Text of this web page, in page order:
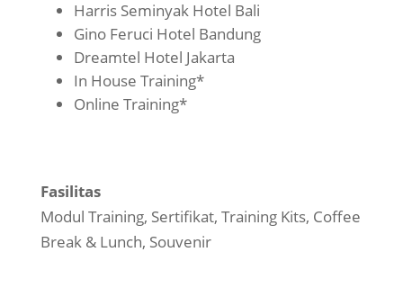
Harris Seminyak Hotel Bali
Gino Feruci Hotel Bandung
Dreamtel Hotel Jakarta
In House Training*
Online Training*
Fasilitas
Modul Training, Sertifikat, Training Kits, Coffee
Break & Lunch, Souvenir